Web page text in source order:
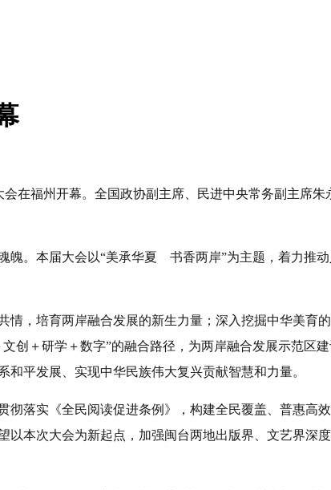
在福州开幕。全国政协副主席、民进中央常务副主席
。本届大会以“美承华夏 书香两岸”为主题，着力推
，培育两岸融合发展的新生力量；深入挖掘中华美育
＋研学＋数字”的融合路径，为两岸融合发展示范区
平发展、实现中华民族伟大复兴贡献智慧和力量。
落实《全民阅读促进条例》，构建全民覆盖、普惠高
本次大会为新起点，加强闽台两地出版界、文艺界深